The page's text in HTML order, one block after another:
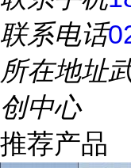
联系电话
所在地址
创中心
推荐产品